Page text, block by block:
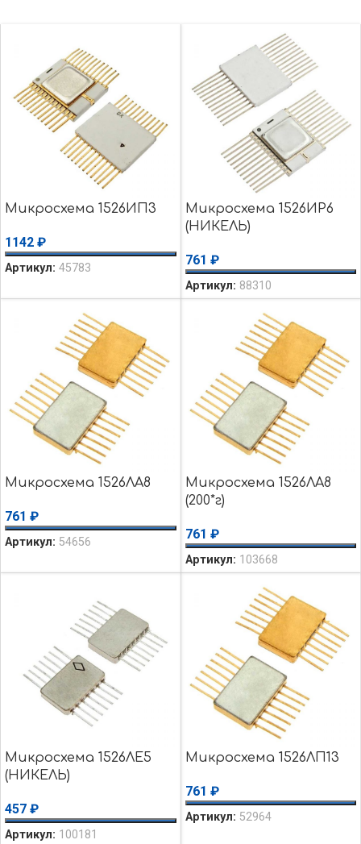
Микросхема 1526ИП3
1142 ₽
Артикул: 45783
Микросхема 1526ИР6
(НИКЕЛЬ)
761 ₽
Артикул: 88310
Микросхема 1526ЛА8
761 ₽
Артикул: 54656
Микросхема 1526ЛА8
(200*г)
761 ₽
Артикул: 103668
Микросхема 1526ЛЕ5
(НИКЕЛЬ)
457 ₽
Артикул: 100181
Микросхема 1526ЛП13
761 ₽
Артикул: 52964